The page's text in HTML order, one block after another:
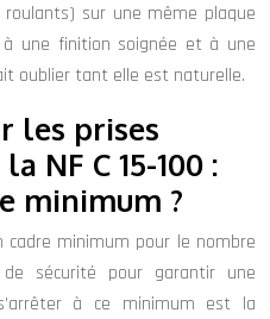
sur une même plaque
une finition soignée et à une
oublier tant elle est naturelle.
les prises
NF C 15-100 :
minimum ?
cadre minimum pour le nombre
sécurité pour garantir une
à ce minimum est la